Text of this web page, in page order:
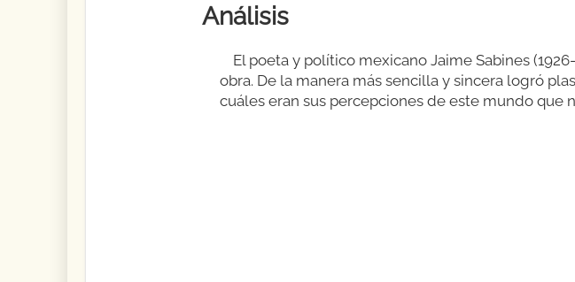
Análisis
El poeta y político mexicano Jaime Sabines
obra. De la manera más sencilla y sincera logró
cuáles eran sus percepciones de este mundo que